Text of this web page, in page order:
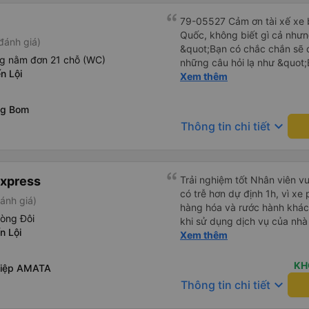
giá)
nằm đơn 21 chỗ (WC)
Lội
Bom
79-05527 Cảm ơn tài xế xe
Quốc, không biết gì cả
&quot;Bạn có chắc chắn sẽ
những câu hỏi lạ như
sạn của chúng tôi
và thậm chí còn đón tôi tại
buổi sáng. ngu ngốc đến
buýt 79-05527 rất nhiều tài
không biết gì nhưng tài xế
liên tục hỏi trên Google
hỏi những câu hỏi kỳ lạ,
khách sạn của chúng tôi
2h30 sáng nhưng lúc đó
bằng xe limousine vào
vì tôi trông ngu ngốc quá..
tài xế thì sẽ rất nguy
Xem thêm
Thông tin chi tiết keyboard_arrow_down
giá)
Đôi
Lội
AMATA
Trải nghiệm tốt Nhân viên
có trễ hơn dự định 1h, vì xe
hàng hóa và rước hành
khi sử dụng dịch vụ của
thiệu cho người thân sử
Xem thêm
Thông tin chi tiết keyboard_arrow_down